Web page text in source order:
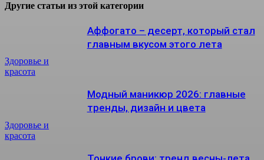
Другие статьи из этой категории
Здоровье и
красота
Аффогато – десерт, который стал
главным вкусом этого лета
Здоровье и
красота
Модный маникюр 2026: главные
тренды, дизайн и цвета